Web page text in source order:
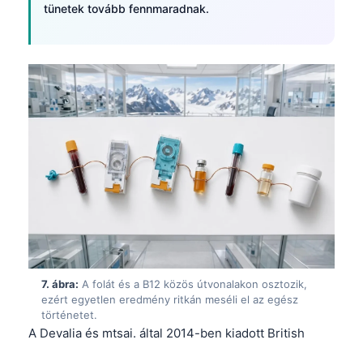
tünetek tovább fennmaradnak.
7. ábra: A folát és a B12 közös útvonalakon osztozik,
ezért egyetlen eredmény ritkán meséli el az egész
történetet.
A Devalia és mtsai. által 2014-ben kiadott British
Українська
O‘zbekcha
Català
Қазақ тілі
Hrvatski
Slovenčina
پښتو
سنڌي
සිංහල
Galego